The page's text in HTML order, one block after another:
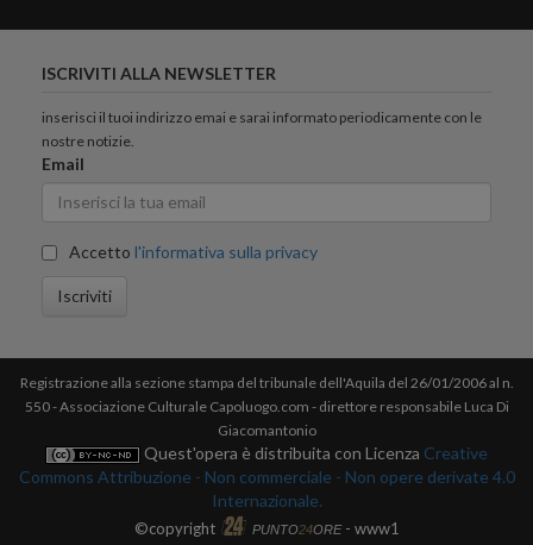
ISCRIVITI ALLA NEWSLETTER
inserisci il tuoi indirizzo emai e sarai informato periodicamente con le
nostre notizie.
Email
Accetto l'informativa sulla privacy
Iscriviti
Registrazione alla sezione stampa del tribunale dell'Aquila del 26/01/2006 al n.
550 - Associazione Culturale Capoluogo.com - direttore responsabile Luca Di
Giacomantonio
Quest'opera è distribuita con Licenza Creative
Commons Attribuzione - Non commerciale - Non opere derivate 4.0
Internazionale.
©copyright PUNTO24ORE- www1